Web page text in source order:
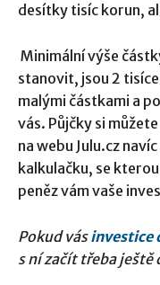
desítky tisíc korun,
Minimální výše
stanovit, jsou 2
malými částkami a
vás. Půjčky si
na webu Julu.cz
kalkulačku, se
peněz vám vaše
Pokud vásinvestice
s ní začít třeba ještě